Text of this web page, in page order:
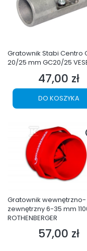
Gratownik Stabi Centro
20/25 mm GC20/25
Cena
47,00 zł
DO KOSZYKA
Gratownik wewnętrzno-
zewnętrzny 6-35 mm
ROTHENBERGER
Cena
57,00 zł